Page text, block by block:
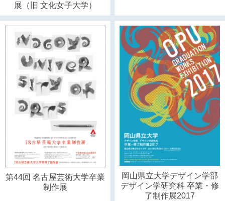
展（旧 文化女子大学）
第44回 名古屋芸術大学卒業
制作展
岡山県立大学デザイン学部
デザイン学研究科 卒業・修
了制作展2017